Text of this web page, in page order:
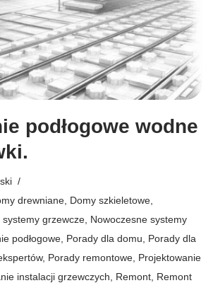
podłogowe wodne
drewniane Domy szkieletowe
grzewcze Nowoczesne systemy
podłogowe Porady dla domu
Porady dla
, Porady remontowe Projektowanie
instalacji grzewczych Remont Remont